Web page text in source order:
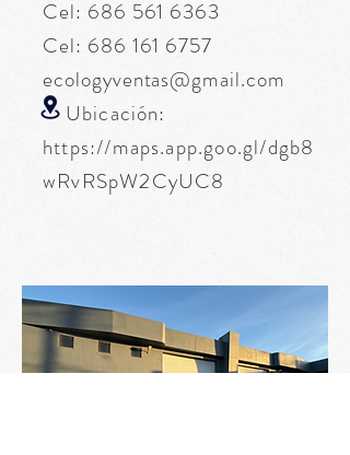
Cel: 686 561 6363
Cel: 686 161 6757
ecologyventas@gmail.com
Ubicación:
https://maps.app.goo.gl/dgb8
wRvRSpW2CyUC8